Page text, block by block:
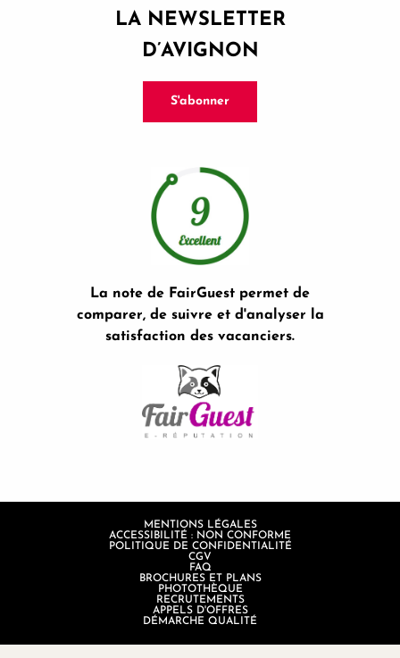
LA NEWSLETTER
D’AVIGNON
S'abonner
La note de FairGuest permet de
comparer, de suivre et d'analyser la
satisfaction des vacanciers.
MENTIONS LÉGALES
ACCESSIBILITÉ : NON CONFORME
POLITIQUE DE CONFIDENTIALITÉ
CGV
FAQ
BROCHURES ET PLANS
PHOTOTHÈQUE
RECRUTEMENTS
APPELS D'OFFRES
DÉMARCHE QUALITÉ